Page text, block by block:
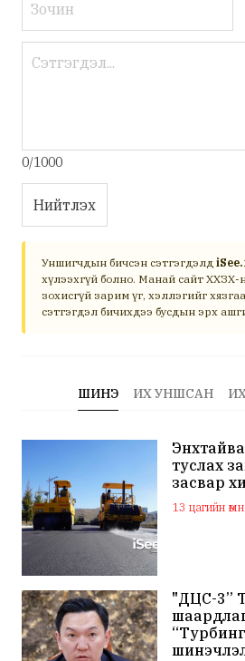
0/1000
Нийтлэх
Уншигчдын бичсэн сэтгэгдэлд
хүлээхгүй болно. Манай сайт
зохисгүй зарим үг, хэллэгийг
сэтгэгдэл бичихдээ бусдын эрх
ШИНЭ ИХ УНШСАН
туслах
засвар
13 цагийн өмнө
"ДЦС-3”